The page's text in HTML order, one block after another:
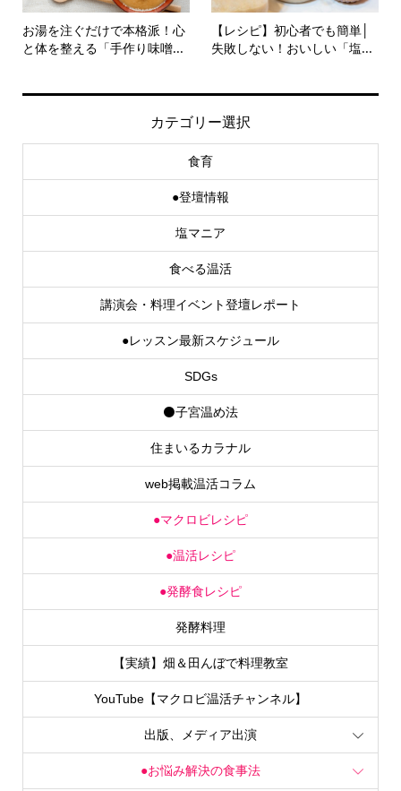
お湯を注ぐだけで本格派！心
と体を整える「手作り味噌...
【レシピ】初心者でも簡単│
失敗しない！おいしい「塩...
カテゴリー選択
食育
●登壇情報
塩マニア
食べる温活
講演会・料理イベント登壇レポート
●レッスン最新スケジュール
SDGs
⚫子宮温め法
住まいるカラナル
web掲載温活コラム
●マクロビレシピ
●温活レシピ
●発酵食レシピ
発酵料理
【実績】畑＆田んぼで料理教室
YouTube【マクロビ温活チャンネル】
出版、メディア出演
●お悩み解決の食事法